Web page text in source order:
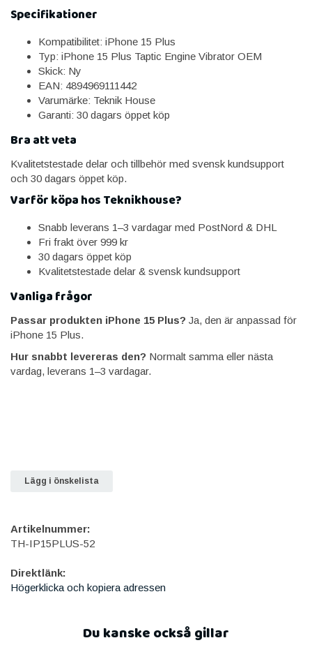
Specifikationer
Kompatibilitet: iPhone 15 Plus
Typ: iPhone 15 Plus Taptic Engine Vibrator OEM
Skick: Ny
EAN: 4894969111442
Varumärke: Teknik House
Garanti: 30 dagars öppet köp
Bra att veta
Kvalitetstestade delar och tillbehör med svensk kundsupport
och 30 dagars öppet köp.
Varför köpa hos Teknikhouse?
Snabb leverans 1–3 vardagar med PostNord & DHL
Fri frakt över 999 kr
30 dagars öppet köp
Kvalitetstestade delar & svensk kundsupport
Vanliga frågor
Passar produkten iPhone 15 Plus? Ja, den är anpassad för
iPhone 15 Plus.
Hur snabbt levereras den? Normalt samma eller nästa
vardag, leverans 1–3 vardagar.
Lägg i önskelista
Artikelnummer:
TH-IP15PLUS-52
Direktlänk:
Högerklicka och kopiera adressen
Du kanske också gillar